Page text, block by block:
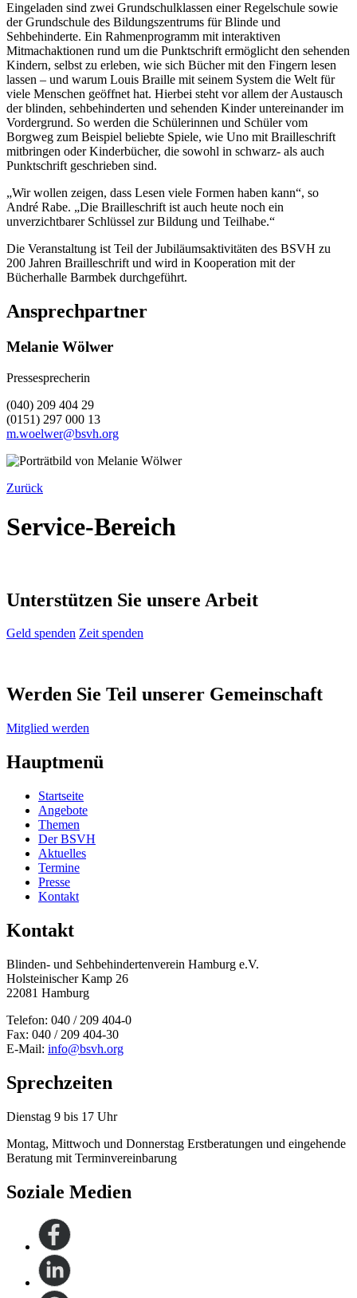
Eingeladen sind zwei Grundschulklassen einer Regelschule sowie
der Grundschule des Bildungszentrums für Blinde und
Sehbehinderte. Ein Rahmenprogramm mit interaktiven
Mitmachaktionen rund um die Punktschrift ermöglicht den sehenden
Kindern, selbst zu erleben, wie sich Bücher mit den Fingern lesen
lassen – und warum Louis Braille mit seinem System die Welt für
viele Menschen geöffnet hat. Hierbei steht vor allem der Austausch
der blinden, sehbehinderten und sehenden Kinder untereinander im
Vordergrund. So werden die Schülerinnen und Schüler vom
Borgweg zum Beispiel beliebte Spiele, wie Uno mit Brailleschrift
mitbringen oder Kinderbücher, die sowohl in schwarz- als auch
Punktschrift geschrieben sind.
„Wir wollen zeigen, dass Lesen viele Formen haben kann“, so
André Rabe. „Die Brailleschrift ist auch heute noch ein
unverzichtbarer Schlüssel zur Bildung und Teilhabe.“
Die Veranstaltung ist Teil der Jubiläumsaktivitäten des BSVH zu
200 Jahren Brailleschrift und wird in Kooperation mit der
Bücherhalle Barmbek durchgeführt.
Ansprechpartner
Melanie Wölwer
Pressesprecherin
(040) 209 404 29
(0151) 297 000 13
m.woelwer@bsvh.org
Zurück
Service-Bereich
Unterstützen Sie unsere Arbeit
Geld spenden Zeit spenden
Werden Sie Teil unserer Gemeinschaft
Mitglied werden
Hauptmenü
Startseite
Angebote
Themen
Der BSVH
Aktuelles
Termine
Presse
Kontakt
Kontakt
Blinden- und Sehbehinderten­verein Hamburg e.V.
Holsteinischer Kamp 26
22081 Hamburg
Telefon: 040 / 209 404-0
Fax: 040 / 209 404-30
E-Mail: info@bsvh.org
Sprechzeiten
Dienstag 9 bis 17 Uhr
Montag, Mittwoch und Donnerstag Erstberatungen und eingehende
Beratung mit Terminvereinbarung
Soziale Medien